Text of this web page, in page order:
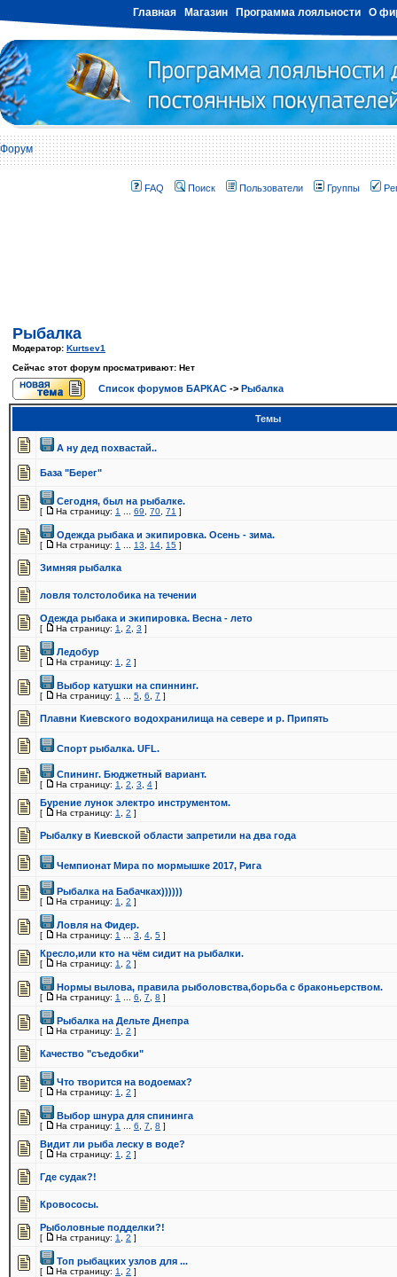
Главная Магазин Программа лояльности О
Форум
FAQ Поиск Пользователи Группы
Рыбалка
Модератор: Kurtsev1
Сейчас этот форум просматривают: Нет
Список форумов БАРКАС -> Рыбалка
Темы
А ну дед похвастай..
База "Берег"
Сегодня, был на рыбалке.
[ На страницу: 1 69 70 71 ]
Одежда рыбака и экипировка. Осень - зима.
[ На страницу: 1 13 14 15 ]
Зимняя рыбалка
ловля толстолобика на течении
Одежда рыбака и экипировка. Весна - лето
[ На страницу: 1 2 3 ]
Ледобур
[ На страницу: 1 2 ]
Выбор катушки на спиннинг.
[ На страницу: 1 5 6 7 ]
Плавни Киевского водохранилища на севере и р. Припять
Спорт рыбалка. UFL.
Спининг. Бюджетный вариант.
[ На страницу: 1 2 3 4 ]
Бурение лунок электро инструментом.
[ На страницу: 1 2 ]
Рыбалку в Киевской области запретили на два года
Чемпионат Мира по мормышке 2017, Рига
Рыбалка на Бабачках))))))
[ На страницу: 1 2 ]
Ловля на Фидер.
[ На страницу: 1 3 4 5 ]
Кресло,или кто на чём сидит на рыбалки.
[ На страницу: 1 2 ]
Нормы вылова, правила рыболовства,борьба с браконьерством.
[ На страницу: 1 6 7 8 ]
Рыбалка на Дельте Днепра
[ На страницу: 1 2 ]
Качество "съедобки"
Что творится на водоемах?
[ На страницу: 1 2 ]
Выбор шнура для спининга
[ На страницу: 1 6 7 8 ]
Видит ли рыба леску в воде?
[ На страницу: 1 2 ]
Где судак?!
Кровососы.
Рыболовные подделки?!
[ На страницу: 1 2 ]
Toп рыбацких узлов для ...
[ На страницу: 1 2 ]